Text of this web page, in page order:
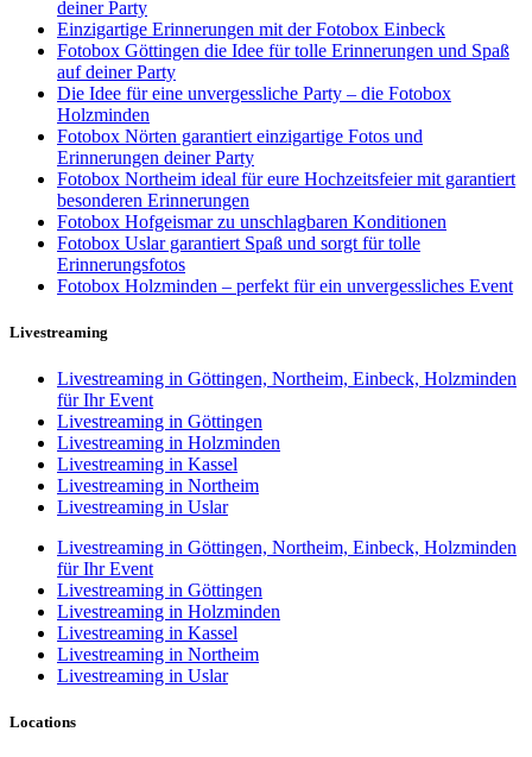
deiner Party
Einzigartige Erinnerungen mit der Fotobox Einbeck
Fotobox Göttingen die Idee für tolle Erinnerungen und Spaß
auf deiner Party
Die Idee für eine unvergessliche Party – die Fotobox
Holzminden
Fotobox Nörten garantiert einzigartige Fotos und
Erinnerungen deiner Party
Fotobox Northeim ideal für eure Hochzeitsfeier mit garantiert
besonderen Erinnerungen
Fotobox Hofgeismar zu unschlagbaren Konditionen
Fotobox Uslar garantiert Spaß und sorgt für tolle
Erinnerungsfotos
Fotobox Holzminden – perfekt für ein unvergessliches Event
Livestreaming
Livestreaming in Göttingen, Northeim, Einbeck, Holzminden
für Ihr Event
Livestreaming in Göttingen
Livestreaming in Holzminden
Livestreaming in Kassel
Livestreaming in Northeim
Livestreaming in Uslar
Livestreaming in Göttingen, Northeim, Einbeck, Holzminden
für Ihr Event
Livestreaming in Göttingen
Livestreaming in Holzminden
Livestreaming in Kassel
Livestreaming in Northeim
Livestreaming in Uslar
Locations